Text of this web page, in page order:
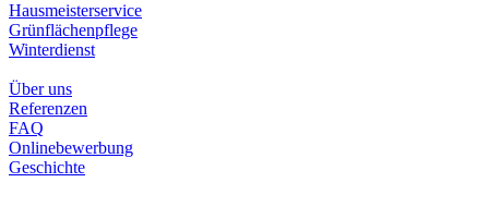
Hausmeisterservice
Grünflächenpflege
Winterdienst
Über uns
Referenzen
FAQ
Onlinebewerbung
Geschichte